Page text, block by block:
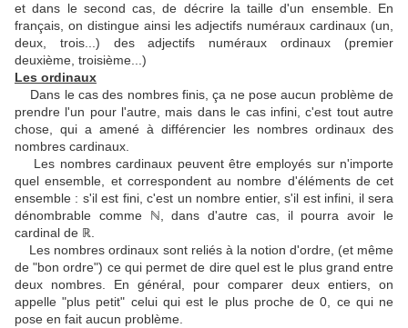
et dans le second cas, de décrire la taille d'un ensemble. En
français, on distingue ainsi les adjectifs numéraux cardinaux (un,
deux, trois...) des adjectifs numéraux ordinaux (premier
deuxième, troisième...)
Les ordinaux
Dans le cas des nombres finis, ça ne pose aucun problème de
prendre l'un pour l'autre, mais dans le cas infini, c'est tout autre
chose, qui a amené à différencier les nombres ordinaux des
nombres cardinaux.
Les nombres cardinaux peuvent être employés sur n'importe
quel ensemble, et correspondent au nombre d'éléments de cet
ensemble : s'il est fini, c'est un nombre entier, s'il est infini, il sera
dénombrable commeℕ , dans d'autre cas, il pourra avoir le
cardinal de ℝ.
Les nombres ordinaux sont reliés à la notion d'ordre, (et même
de "bon ordre") ce qui permet de dire quel est le plus grand entre
deux nombres. En général, pour comparer deux entiers, on
appelle "plus petit" celui qui est le plus proche de 0, ce qui ne
pose en fait aucun problème.